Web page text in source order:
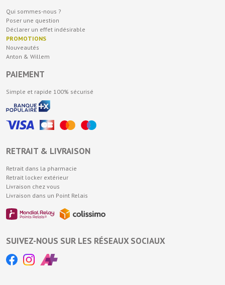
Qui sommes-nous ?
Poser une question
Déclarer un effet indésirable
PROMOTIONS
Nouveautés
Anton & Willem
PAIEMENT
Simple et rapide 100% sécurisé
RETRAIT & LIVRAISON
Retrait dans la pharmacie
Retrait locker extérieur
Livraison chez vous
Livraison dans un Point Relais
SUIVEZ-NOUS SUR LES RÉSEAUX SOCIAUX